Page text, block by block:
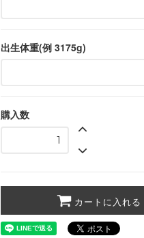
出生体重(例 3175g)
購入数
カートに入れる